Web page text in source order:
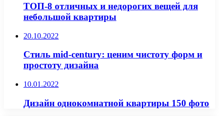
ТОП-8 отличных и недорогих вещей для
небольшой квартиры
20.10.2022
Стиль mid-century: ценим чистоту форм и
простоту дизайна
10.01.2022
Дизайн однокомнатной квартиры 150 фото